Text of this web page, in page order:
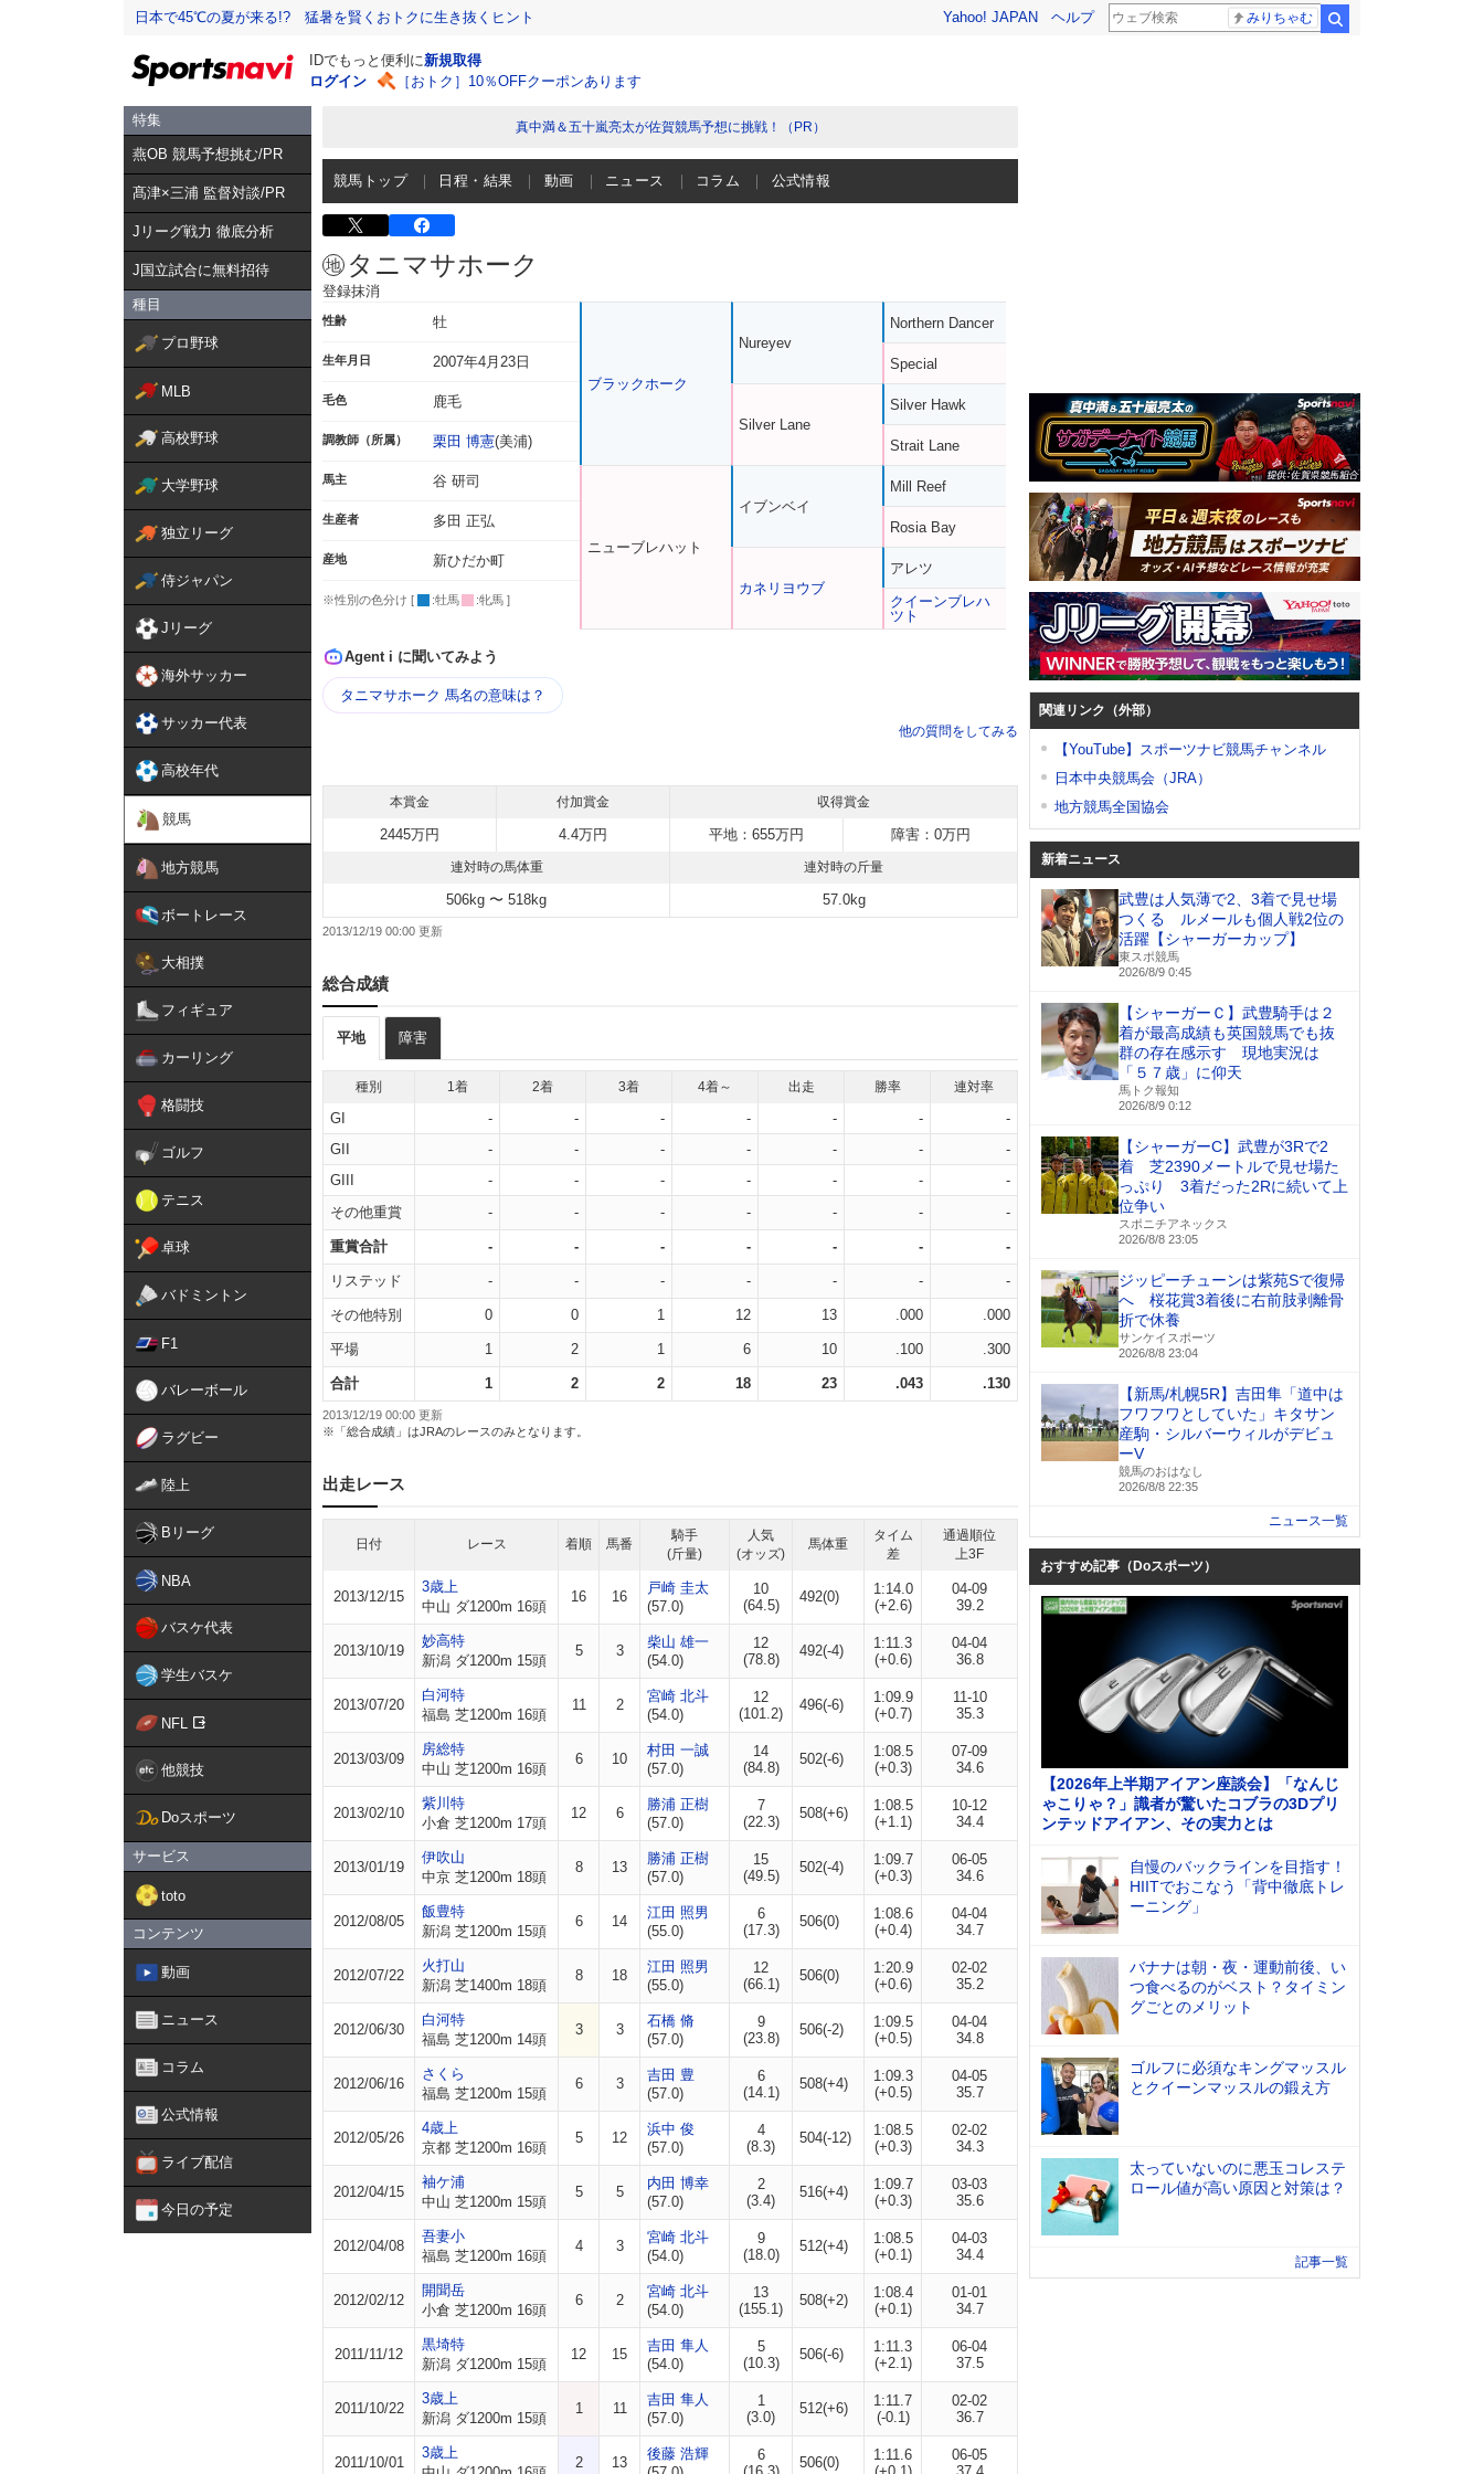
日本で45℃の夏が来る!? 猛暑を賢くおトクに生き抜くヒント Yahoo! JAPAN ヘルプ みりちゃむ
IDでもっと便利に新規取得
ログイン
［おトク］10％OFFクーポンあります
特集
燕OB 競馬予想挑む/PR
髙津×三浦 監督対談/PR
Jリーグ戦力 徹底分析
J国立試合に無料招待
種目
プロ野球
MLB
高校野球
大学野球
独立リーグ
侍ジャパン
Jリーグ
海外サッカー
サッカー代表
高校年代
競馬
地方競馬
ボートレース
大相撲
フィギュア
カーリング
格闘技
ゴルフ
テニス
卓球
バドミントン
F1
バレーボール
ラグビー
陸上
Bリーグ
NBA
バスケ代表
学生バスケ
NFL
他競技
Doスポーツ
サービス
toto
コンテンツ
動画
ニュース
コラム
公式情報
ライブ配信
今日の予定
真中満＆五十嵐亮太が佐賀競馬予想に挑戦！（PR）
競馬トップ 日程・結果 動画 ニュース コラム 公式情報
タニマサホーク
登録抹消
性齢 牡
生年月日 2007年4月23日
毛色 鹿毛
調教師（所属） 栗田 博憲(美浦)
馬主 谷 研司
生産者 多田 正弘
産地 新ひだか町
※性別の色分け [ :牡馬 :牝馬 ]
ブラックホーク
ニューブレハット
Nureyev
Silver Lane
イブンベイ
カネリヨウブ
Northern Dancer
Special
Silver Hawk
Strait Lane
Mill Reef
Rosia Bay
アレツ
クイーンブレハ
ツト
Agent i に聞いてみよう
タニマサホーク 馬名の意味は？
他の質問をしてみる
本賞金 付加賞金 収得賞金
2445万円 4.4万円 平地：655万円 障害：0万円
連対時の馬体重 連対時の斤量
506kg 〜 518kg 57.0kg
2013/12/19 00:00
総合成績
平地 障害
種別 1着 2着 3着 4着～ 出走 勝率 連対率
GI - - - - - -
-
GII
- - - - - -
-
GIII
- - - - - -
-
その他重賞
- - - - - - -
重賞合計 - - - - - - -
リステッド - - - - - - -
その他特別 0 0 1 12 13 .000 .000
平場 1 2 1 6 10 .100 .300
合計 1 2 2 18 23 .043 .130
2013/12/19 00:00 更新
※「総合成績」はJRAのレースのみとなります。
出走レース
日付 レース 着順 馬番
騎手
(斤量)
人気
(オッズ)
馬体重
タイム
差
通過順位
上3F
2013/12/15
3歳上
中山 ダ1200m 16頭
16 16
戸崎 圭太
(57.0)
10
(64.5)
492(0)
1:14.0
(+2.6)
04-09
39.2
2013/10/19
妙高特
新潟 ダ1200m 15頭
5 3
柴山 雄一
(54.0)
12
(78.8)
492(-4)
1:11.3
(+0.6)
04-04
36.8
2013/07/20
白河特
福島 芝1200m 16頭
11 2
宮崎 北斗
(54.0)
12
(101.2)
496(-6)
1:09.9
(+0.7)
11-10
35.3
2013/03/09
房総特
中山 芝1200m 16頭
6 10
村田 一誠
(57.0)
14
(84.8)
502(-6)
1:08.5
(+0.3)
07-09
34.6
2013/02/10
紫川特
小倉 芝1200m 17頭
12 6
勝浦 正樹
(57.0)
7
(22.3)
508(+6)
1:08.5
(+1.1)
10-12
34.4
2013/01/19
伊吹山
中京 芝1200m 18頭
8 13
勝浦 正樹
(57.0)
15
(49.5)
502(-4)
1:09.7
(+0.3)
06-05
34.6
2012/08/05
飯豊特
新潟 芝1200m 15頭
6 14
江田 照男
(55.0)
6
(17.3)
506(0)
1:08.6
(+0.4)
04-04
34.7
2012/07/22
火打山
新潟 芝1400m 18頭
8 18
江田 照男
(55.0)
12
(66.1)
506(0)
1:20.9
(+0.6)
02-02
35.2
2012/06/30
白河特
福島 芝1200m 14頭
3 3
石橋 脩
(57.0)
9
(23.8)
506(-2)
1:09.5
(+0.5)
04-04
34.8
2012/06/16
さくら
福島 芝1200m 15頭
6 3
吉田 豊
(57.0)
6
(14.1)
508(+4)
1:09.3
(+0.5)
04-05
35.7
2012/05/26
4歳上
京都 芝1200m 16頭
5 12
浜中 俊
(57.0)
4
(8.3)
504(-12)
1:08.5
(+0.3)
02-02
34.3
2012/04/15
袖ケ浦
中山 芝1200m 15頭
5 5
内田 博幸
(57.0)
2
(3.4)
516(+4)
1:09.7
(+0.3)
03-03
35.6
2012/04/08
吾妻小
福島 芝1200m 16頭
4 3
宮崎 北斗
(54.0)
9
(18.0)
512(+4)
1:08.5
(+0.1)
04-03
34.4
2012/02/12
開聞岳
小倉 芝1200m 16頭
6 2
宮崎 北斗
(54.0)
13
(155.1)
508(+2)
1:08.4
(+0.1)
01-01
34.7
2011/11/12
黒埼特
新潟 ダ1200m 15頭
12 15
吉田 隼人
(54.0)
5
(10.3)
506(-6)
1:11.3
(+2.1)
06-04
37.5
2011/10/22
3歳上
新潟 ダ1200m 15頭
1 11
吉田 隼人
(57.0)
1
(3.0)
512(+6)
1:11.7
(-0.1)
02-02
36.7
2011/10/01
3歳上
2 13
後藤 浩輝
6
506(0)
1:11.6
06-05
関連リンク（外部）
【YouTube】スポーツナビ競馬チャンネル
日本中央競馬会（JRA）
地方競馬全国協会
新着ニュース
武豊は人気薄で2、3着で見せ場
つくる ルメールも個人戦2位の
活躍【シャーガーカップ】
東スポ競馬
2026/8/9 0:45
【シャーガーＣ】武豊騎手は２
着が最高成績も英国競馬でも抜
群の存在感示す 現地実況は
「５７歳」に仰天
馬トク報知
2026/8/9 0:12
【シャーガーC】武豊が3Rで2
着 芝2390メートルで見せ場た
っぷり 3着だった2Rに続いて上
位争い
スポニチアネックス
2026/8/8 23:05
ジッピーチューンは紫苑Sで復帰
へ 桜花賞3着後に右前肢剥離骨
折で休養
サンケイスポーツ
2026/8/8 23:04
【新馬/札幌5R】吉田隼「道中は
フワフワとしていた」キタサン
産駒・シルバーウィルがデビュ
ーV
競馬のおはなし
2026/8/8 22:35
ニュース一覧
おすすめ記事（Doスポーツ）
【2026年上半期アイアン座談会】「なんじ
ゃこりゃ？」識者が驚いたコブラの3Dプリ
ンテッドアイアン、その実力とは
自慢のバックラインを目指す！
HIITでおこなう「背中徹底トレ
ーニング」
バナナは朝・夜・運動前後、い
つ食べるのがベスト？タイミン
グごとのメリット
ゴルフに必須なキングマッスル
とクイーンマッスルの鍛え方
太っていないのに悪玉コレステ
ロール値が高い原因と対策は？
記事一覧